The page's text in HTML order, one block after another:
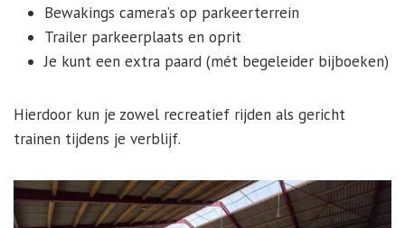
Bewakings camera’s op parkeerterrein
Trailer parkeerplaats en oprit
Je kunt een extra paard (mét begeleider bijboeken)
Hierdoor kun je zowel recreatief rijden als gericht
trainen tijdens je verblijf.